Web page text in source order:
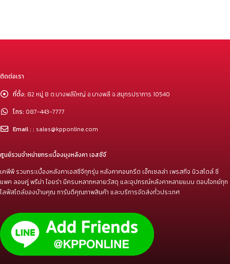
ติดต่อเรา
ที่ตั้ง: 82 หมู่ 8 ต.บางพลีใหญ่ อ.บางพลี จ.สมุทรปราการ 10540
โทร: 087-443-7777
Email : : sales@kpponline.com
ศูนย์รวมจำหน่ายกระเบื้องมุงหลังคา เอสซีจี
เคพีพี รวมกระเบื้องหลังคาเอสซีจีทุกรุ่น หลังคาคอนกรีต เอ็กเซลล่า เพรสทีจ นิวสไตล์ ซี
แพค ลอนคู่ พรีม่า ไอยร่า มีครบหลากหลายวัสดุ และอุปกรณ์หลังคาหลายแบบ ตอบโจทย์ทุก
ไลฟ์สไตล์ของบ้านคุณ การันตีคุณภาพสินค้า และบริการจัดส่งทั่วประเทศ